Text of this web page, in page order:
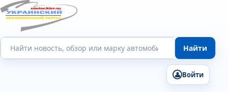
Поиск по сайту
Найти
Войти